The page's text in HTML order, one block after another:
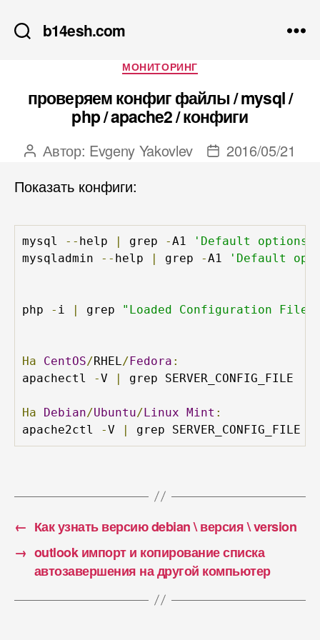
b14esh.com
Рубрики
МОНИТОРИНГ
проверяем конфиг файлы / mysql /
php / apache2 / конфиги
Автор
Автор: Evgeny Yakovlev
Дата2016/05/21
Показать конфиги:
mysql -- help | grep -A1
'Default options'
mysqladmin
-- help | grep -A1 'Default
php - i | grep "Loaded Configuration File"
На CentOS/RHEL /Fedora :
apachectl
-V | grep SERVER_CONFIG_FILE
На Debian/Ubuntu/Linux Mint :
apache2ctl
-V |
← Как узнать версию debian \ версия \ version
→ outlook импорт и копирование списка
автозавершения на другой компьютер